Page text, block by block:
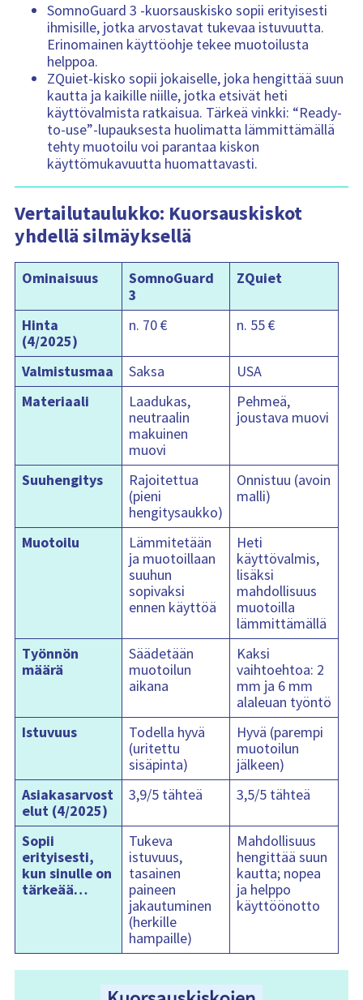
SomnoGuard 3 -kuorsauskisko sopii erityisesti
ihmisille, jotka arvostavat tukevaa istuvuutta.
Erinomainen käyttöohje tekee muotoilusta
helppoa.
ZQuiet-kisko sopii jokaiselle, joka hengittää suun
kautta ja kaikille niille, jotka etsivät heti
käyttövalmista ratkaisua. Tärkeä vinkki: “Ready-
to-use”-lupauksesta huolimatta lämmittämällä
tehty muotoilu voi parantaa kiskon
käyttömukavuutta huomattavasti.
Vertailutaulukko: Kuorsauskiskot
yhdellä silmäyksellä
Ominaisuus
SomnoGuard
3
ZQuiet
Hinta
(4/2025)
n. 70 € n. 55 €
Valmistusmaa Saksa
USA
Materiaali
Laadukas,
neutraalin
makuinen
muovi
Pehmeä,
joustava muovi
Suuhengitys
Rajoitettua
(pieni
hengitysaukko)
Onnistuu (avoin
malli)
Muotoilu
Lämmitetään
ja muotoillaan
suuhun
sopivaksi
ennen käyttöä
Heti
käyttövalmis,
lisäksi
mahdollisuus
muotoilla
lämmittämällä
Työnnön
määrä
Säädetään
muotoilun
aikana
Kaksi
vaihtoehtoa: 2
mm ja 6 mm
alaleuan työntö
Istuvuus
Todella hyvä
(uritettu
sisäpinta)
Hyvä (parempi
muotoilun
jälkeen)
Asiakasarvost
elut (4/2025)
3,9/5 tähteä 3,5/5 tähteä
Sopii
erityisesti,
kun sinulle on
tärkeää…
Tukeva
istuvuus,
tasainen
paineen
jakautuminen
(herkille
hampaille)
Mahdollisuus
hengittää suun
kautta; nopea
ja helppo
käyttöönotto